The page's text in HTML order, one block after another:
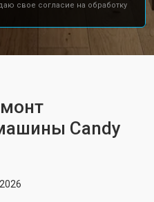
свое согласие на обработку
Candy